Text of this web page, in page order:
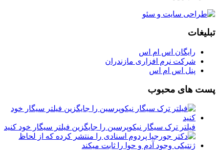
تبلیغات
رایگان اس ام اس
شرکت نرم افزاری مازندران
پنل اس ام اس
پست های محبوب
فیلتر ترک سیگار نیکوپرسین را جایگزین فیلتر سیگار خود کنید